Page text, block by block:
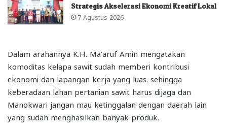
Strategis Akselerasi Ekonomi Kreatif Lokal
7 Agustus 2026
Dalam arahannya K.H. Ma’aruf Amin mengatakan
komoditas kelapa sawit sudah memberi kontribusi
ekonomi dan lapangan kerja yang luas. sehingga
keberadaan lahan pertanian sawit harus dijaga dan
Manokwari jangan mau ketinggalan dengan daerah lain
yang sudah menghasilkan banyak produk.